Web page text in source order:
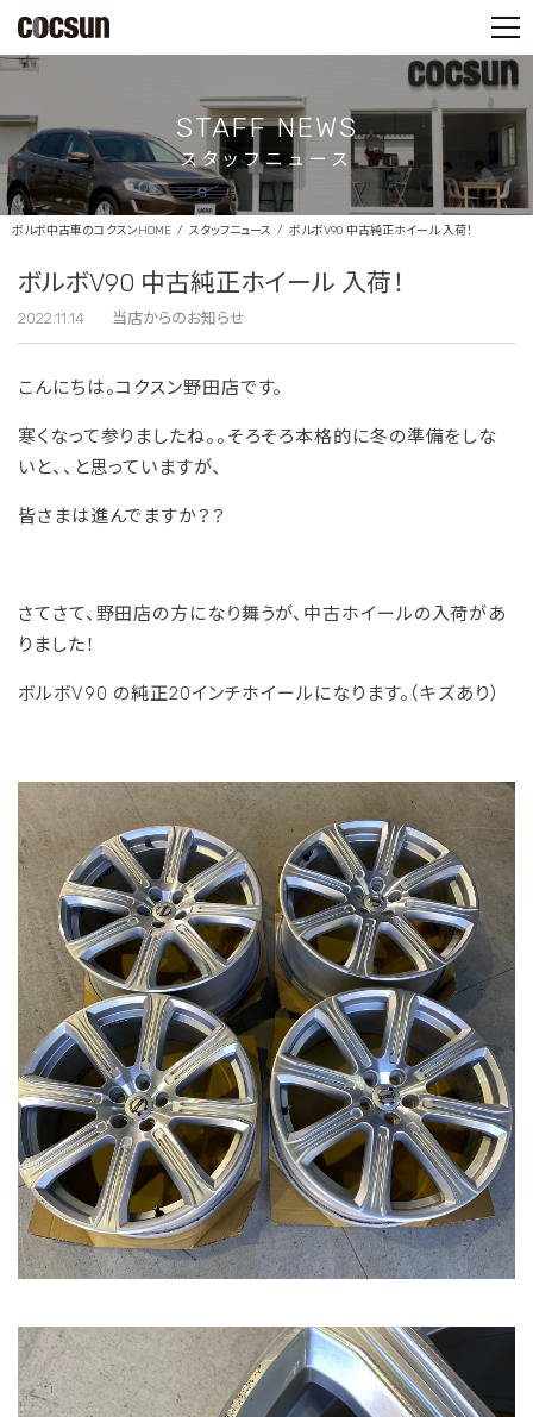
STAFF NEWS
スタッフニュース
ボルボ中古車のコクスンHOME スタッフニュース ボルボV90 中古純正ホイール 入荷！
ボルボV90 中古純正ホイール 入荷！
2022.11.14 当店からのお知らせ
こんにちは。コクスン野田店です。
寒くなって参りましたね。。そろそろ本格的に冬の準備をしな
いと、、と思っていますが、
皆さまは進んでますか？？
さてさて、野田店の方になり舞うが、中古ホイールの入荷があ
りました！
ボルボV90 の純正20インチホイールになります。（キズあり）